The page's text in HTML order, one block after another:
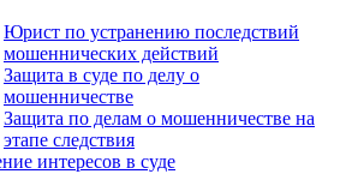
Юрист по устранению последствий
мошеннических действий
Защита в суде по делу о
мошенничестве
Защита по делам о мошенничестве на
этапе следствия
интересов в суде